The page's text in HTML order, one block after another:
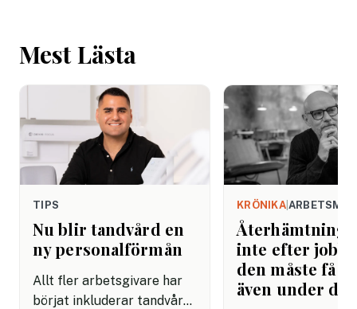
Mest Lästa
TIPS
Nu blir tandvård en
ny personalförmån
Allt fler arbetsgivare har
börjat inkluderar tandvård i
KRÖNIKA|
Återhämtning
inte efter
den måste få
även under